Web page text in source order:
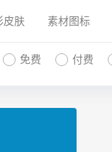
皮肤 素材图标
免费 付费